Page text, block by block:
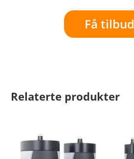
Få tilbud
Relaterte produkter